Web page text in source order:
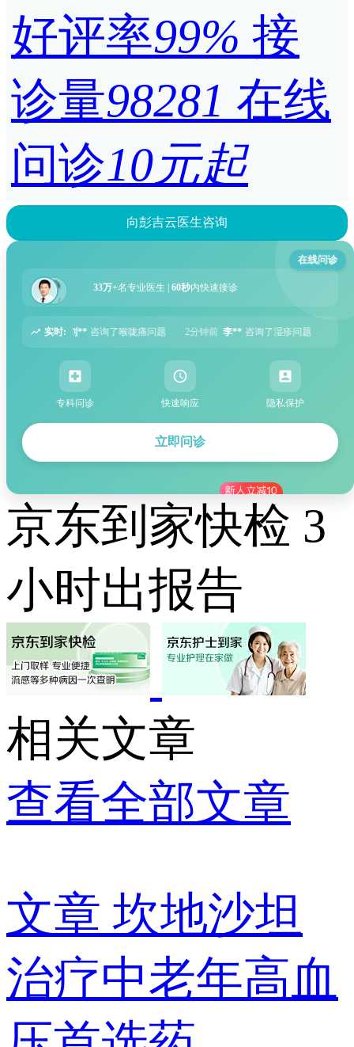
好评率99% 接
诊量98281 在线
问诊10元起
向彭吉云医生咨询
在线问诊
33万+名专业医生 | 60秒内快速接诊
实时:
2分钟前 李** 咨询了湿疹问题 5分钟前 张** 咨询了过敏性鼻炎问题
专科问诊 快速响应 隐私保护
立即问诊
京东到家快检 3
小时出报告
相关文章
查看全部文章
文章 坎地沙坦
治疗中老年高血